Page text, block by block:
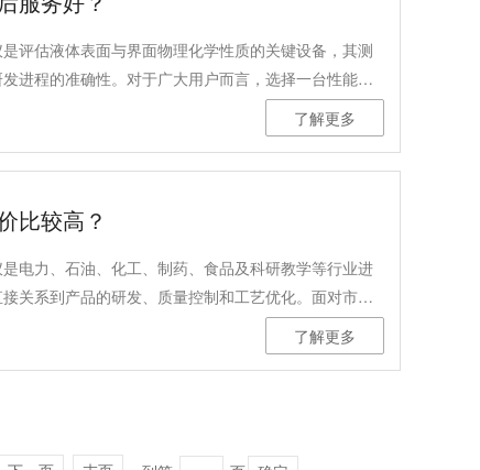
评估液体表面与界面物理化学性质的关键设备，其测
进程的准确性。对于广大用户而言，选择一台性能稳
及时、专业、持久的售后服务与技术支持，同样是保
了解更多
比较高？
电力、石油、化工、制药、食品及科研教学等行业进
关系到产品的研发、质量控制和工艺优化。面对市场
合考虑仪器的测量性能、技术标准的符合性、适用性
仪便是一款基于经典圆环法设计，注重实用性能与测
了解更多